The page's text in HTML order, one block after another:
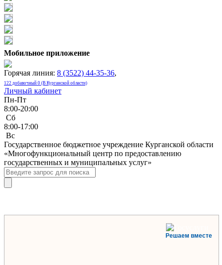
Мобильное приложение
Горячая линия: 8 (3522) 44-35-36,
122 добавочный 0 (В Курганской области)
Личный кабинет
Пн-Пт
8:00-20:00
Сб
8:00-17:00
Bc
Государственное бюджетное учреждение Курганской области
«Многофункциональный центр по предоставлению
государственных и муниципальных услуг»
Решаем вместе